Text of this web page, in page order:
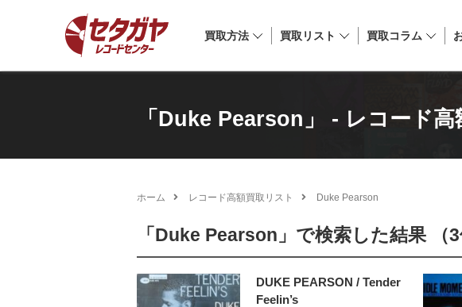
買取方法 買取リスト 買取コラム
「Duke Pearson」 - レコード高
ホーム レコード高額買取リスト Duke Pearson
「Duke Pearson」で検索した結果 （3
DUKE PEARSON / Tender
Feelin’s